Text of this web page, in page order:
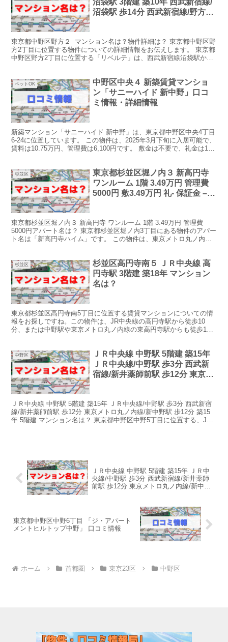
沼袋駅 歩14分 西武新宿線/野方駅
東京都中野区野方２ マンション名は？物件詳細は？ 東京都中野区野
方2丁目に位置する物件についての詳細情報をお伝えします。 東京都
中野区野方2丁目に位置する「リベルテ」は、西武新宿線沼袋駅から
ペットOK
中野区中央４ 新築賃貸マンショ
ン「サニーハイド 新中野」口コ
ミ情報・詳細情報
新築マンション「サニーハイド 新中野」は、東京都中野区中央4丁目
6-24に位置しています。 この物件は、2025年3月下旬に入居可能で、
賃料は10.75万円、管理費は6,100円です。 敷金は不要で、礼金は1ヶ
杉並区
東京都杉並区堀ノ内３ 新高円寺
ワンルーム 1階 3.49万円 管理費
5000円 敷3.49万円 礼- 保証金 –
東京都杉並区堀ノ内３ 新高円寺 ワンルーム 1階 3.49万円 管理費
5000円アパート名は？ 東京都杉並区堀ノ内3丁目にある物件のアパー
ト名は「新高円寺ハイム」です。 この物件は、東京メトロ丸ノ内線
杉並区
杉並区高円寺南５ ＪＲ中央線 高
円寺駅 3階建 築18年 マンション
名は？
東京都杉並区高円寺南5丁目に位置する賃貸マンションについての情
報をお探しですね。この物件は、JR中央線の高円寺駅から徒歩10
分、または中野駅や東京メトロ丸ノ内線の東高円寺駅からも徒歩10
中野区
ＪＲ中央線 中野駅 5階建 築15年
ＪＲ中央線/中野駅 歩3分 西武新
宿線/新井薬師前駅 歩12分 東京メ
ＪＲ中央線 中野駅 5階建 築15年 ＪＲ中央線/中野駅 歩3分 西武新宿
線/新井薬師前駅 歩12分 東京メトロ丸ノ内線/新中野駅 歩12分 築15
年 5階建 マンション名は？ 東京都中野区中野5丁目に位置する、JR
ＪＲ中央線 中野駅 5階建 築15年 ＪＲ中
央線/中野駅 歩3分 西武新宿線/新井薬師
前駅 歩12分 東京メトロ丸ノ内線/新中野
東京都中野区中野6丁目 「ジ・アパート
メントヒルトップ中野」 口コミ情報
ホーム 首都圏 東京23区 中野区